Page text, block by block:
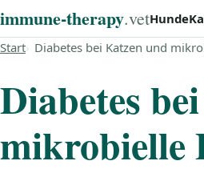
immune‑therapy.vetHunde
Start Diabetes bei Katzen und
Diabetes
mikrobielle